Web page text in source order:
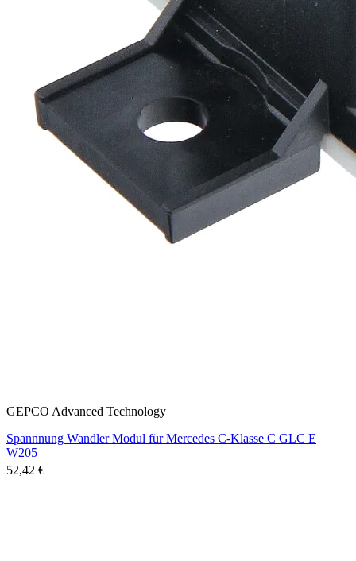
GEPCO Advanced Technology
Spannnung Wandler Modul für Mercedes C-Klasse C GLC E
W205
52,42 €